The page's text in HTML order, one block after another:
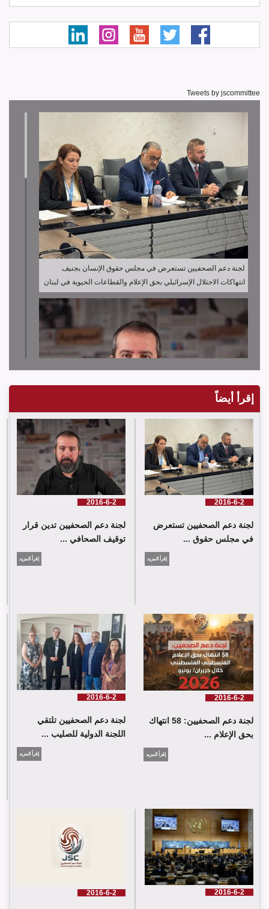
Tweets by jscommittee
لجنة دعم الصحفيين تستعرض في مجلس حقوق الإنسان بجنيف
انتهاكات الاحتلال الإسرائيلي بحق الإعلام والقطاعات الحيوية في لبنان
لجنة دعم الصحفيين تدين قرار توقيف الصحافي حسن عليق
لجنة دعم الصحفيين: 58 انتهاك بحق الإعلام الفلسطيني خلال حزيران/
يونيو 2026
لجنة دعم الصحفيين تلتقي اللجنة الدولية للصليب الأحمر في جنيف
إقرأ أيضاً
2016-6-2
لجنة دعم الصحفيين تستعرض
في مجلس حقوق ...
إقرأ المزيد
2016-6-2
لجنة دعم الصحفيين تدين قرار
توقيف الصحافي ...
إقرأ المزيد
2016-6-2
لجنة دعم الصحفيين: 58 انتهاك
بحق الإعلام ...
إقرأ المزيد
2016-6-2
لجنة دعم الصحفيين تلتقي
اللجنة الدولية للصليب ...
إقرأ المزيد
2016-6-2
2016-6-2